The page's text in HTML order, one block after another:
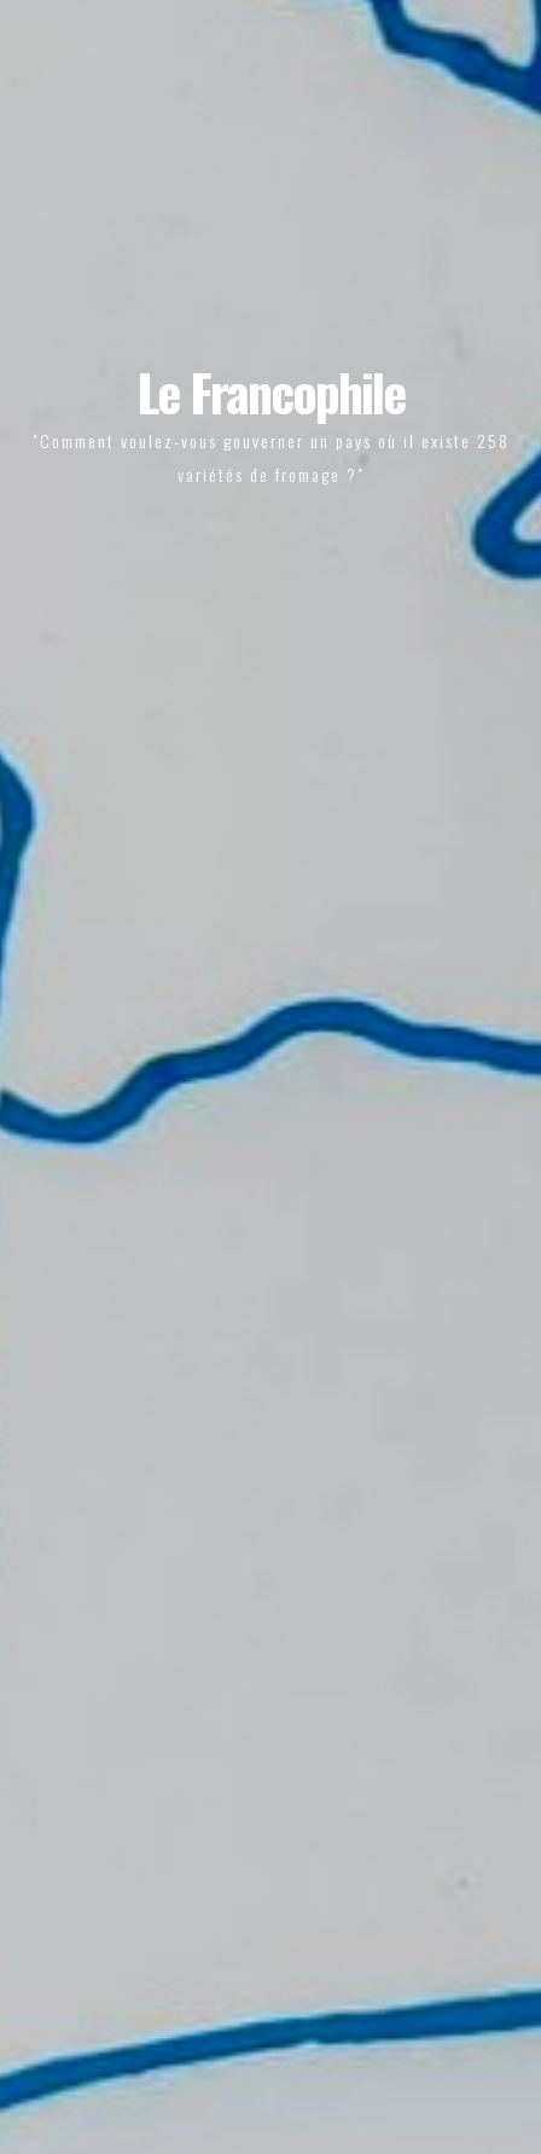
Le Francophile
"Comment voulez-vous gouverner un pays où il existe 258
variétés de fromage ?"